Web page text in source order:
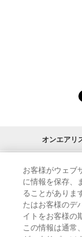
オンエアリ
プログラムリ
アーティストリスト
イン
MUSIC
お客様がウェブ
に情報を保存、
ることがありま
たはお客様のデ
イトをお客様の
この情報は通常